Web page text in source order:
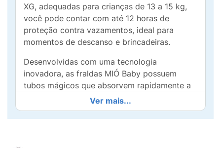
XG, adequadas para crianças de 13 a 15 kg,
você pode contar com até 12 horas de
proteção contra vazamentos, ideal para
momentos de descanso e brincadeiras.
Desenvolvidas com uma tecnologia
inovadora, as fraldas MIÓ Baby possuem
tubos mágicos que absorvem rapidamente a
umidade, mantendo a pele do seu pequeno
sempre seca e saudável. O toque macio é
perfeito para peles sensíveis, evitando
Ver mais...